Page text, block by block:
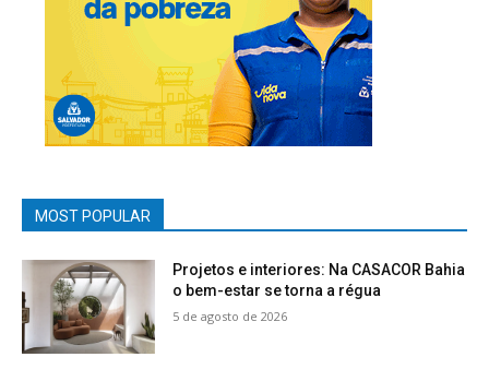
MOST POPULAR
Projetos e interiores: Na CASACOR Bahia
o bem-estar se torna a régua
5 de agosto de 2026